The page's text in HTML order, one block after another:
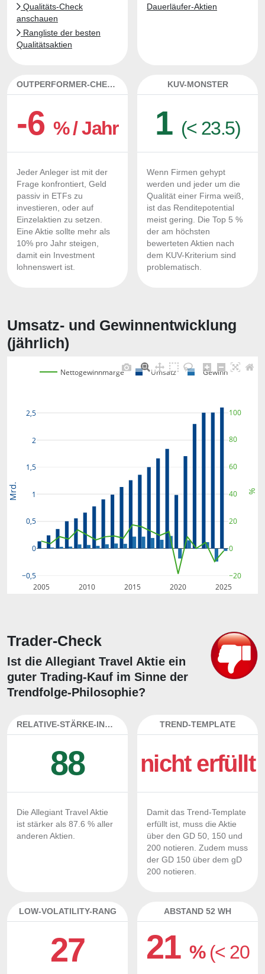
Qualitäts-Check
anschauen
Rangliste der besten
Qualitätsaktien
Dauerläufer-Aktien
OUTPERFORMER-CHECK
-6 % / Jahr
Jeder Anleger ist mit der
Frage konfrontiert, Geld
passiv in ETFs zu
investieren, oder auf
Einzelaktien zu setzen.
Eine Aktie sollte mehr als
10% pro Jahr steigen,
damit ein Investment
lohnenswert ist.
KUV-MONSTER
1 (< 23.5)
Wenn Firmen gehypt
werden und jeder um die
Qualität einer Firma weiß,
ist das Renditepotential
meist gering. Die Top 5 %
der am höchsten
bewerteten Aktien nach
dem KUV-Kriterium sind
problematisch.
Umsatz- und Gewinnentwicklung
(jährlich)
2005 2010 2015 2020 2025
−0,5
0
0,5
1
1,5
2
2,5
−20
0
20
40
60
80
100
Nettogewinnmarge Umsatz Gewinn
Mrd. %
Trader-Check
Ist die Allegiant Travel Aktie ein
guter Trading-Kauf im Sinne der
Trendfolge-Philosophie?
RELATIVE-STÄRKE-INDEX
88
Die Allegiant Travel Aktie
ist stärker als 87.6 % aller
anderen Aktien.
TREND-TEMPLATE
nicht erfüllt
Damit das Trend-Template
erfüllt ist, muss die Aktie
über den GD 50, 150 und
200 notieren. Zudem muss
der GD 150 über dem gD
200 notieren.
LOW-VOLATILITY-RANG
27
ABSTAND 52 WH
21% (< 20